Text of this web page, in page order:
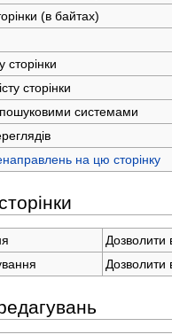
(в байтах)
сторінки
сторінки
пошуковими системами
на цю сторінку
Дозволити
Дозволити